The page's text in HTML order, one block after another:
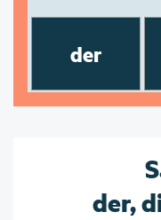
der
der,